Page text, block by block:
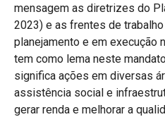
mensagem as diretrizes do
2023) e as frentes de
planejamento e em execução
tem como lema neste
significa ações em diversas
assistência social e
gerar renda e melhorar a